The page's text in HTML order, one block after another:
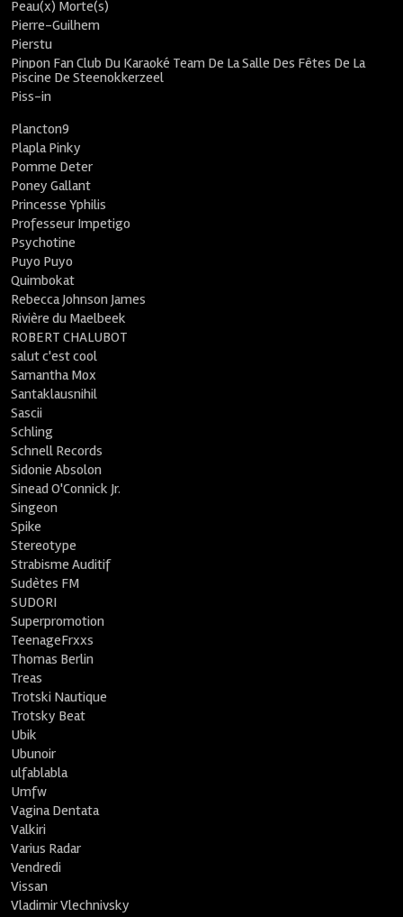
Peau(x) Morte(s)
Pierre-Guilhem
Pierstu
Pinpon Fan Club Du Karaoké Team De La Salle Des Fêtes De La
Piscine De Steenokkerzeel
Piss-in
Plancton9
Plapla Pinky
Pomme Deter
Poney Gallant
Princesse Yphilis
Professeur Impetigo
Psychotine
Puyo Puyo
Quimbokat
Rebecca Johnson James
Rivière du Maelbeek
ROBERT CHALUBOT
salut c'est cool
Samantha Mox
Santaklausnihil
Sascii
Schling
Schnell Records
Sidonie Absolon
Sinead O'Connick Jr.
Singeon
Spike
Stereotype
Strabisme Auditif
Sudètes FM
SUDORI
Superpromotion
TeenageFrxxs
Thomas Berlin
Treas
Trotski Nautique
Trotsky Beat
Ubik
Ubunoir
ulfablabla
Umfw
Vagina Dentata
Valkiri
Varius Radar
Vendredi
Vissan
Vladimir Vlechnivsky